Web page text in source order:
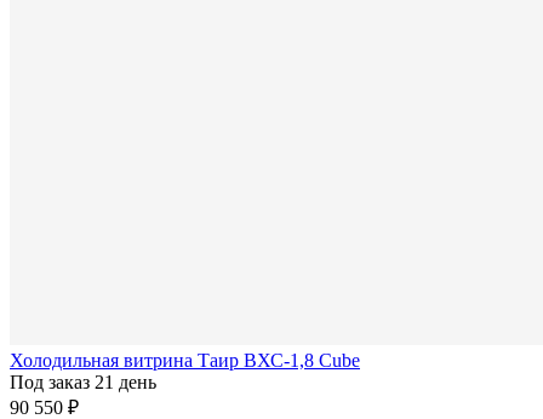
Холодильная витрина Таир ВХС-1,8 Cube
Под заказ 21 день
90 550 ₽